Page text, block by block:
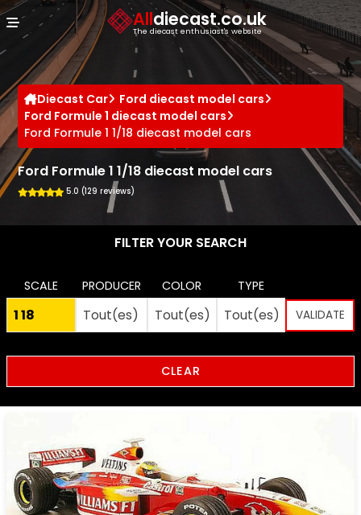
Alldiecast.co.uk
The diecast enthusiast's website
Diecast Car
Ford diecast model cars
Ford Formule 1 diecast model cars
Ford Formule 1 1/18 diecast model cars
Ford Formule 1 1/18 diecast model cars
5.0 (129 reviews)
FILTER YOUR SEARCH
SCALE PRODUCER COLOR TYPE
CLEAR
Cookies management panel